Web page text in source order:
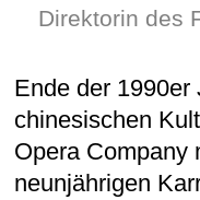
Direktorin des
Ende der
chinesischen
Opera Company
neunjährigen